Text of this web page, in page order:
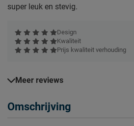
super leuk en stevig.
Design
Kwaliteit
Prijs kwaliteit verhouding
Meer reviews
Omschrijving